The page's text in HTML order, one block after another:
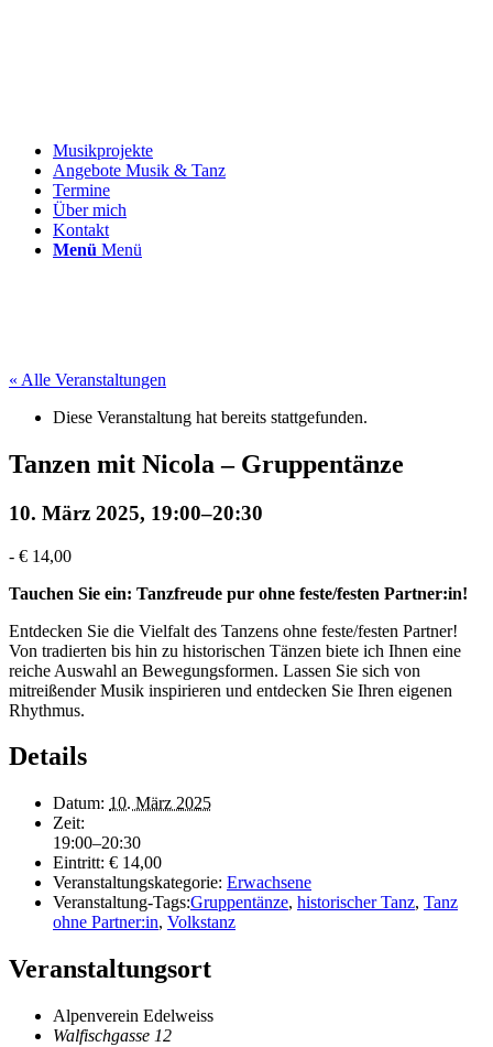
Musikprojekte
Angebote Musik & Tanz
Termine
Über mich
Kontakt
Menü Menü
« Alle Veranstaltungen
Diese Veranstaltung hat bereits stattgefunden.
Tanzen mit Nicola – Gruppentänze
10. März 2025, 19:00–20:30
- € 14,00
Tauchen Sie ein: Tanzfreude pur ohne feste/festen Partner:in!
Entdecken Sie die Vielfalt des Tanzens ohne feste/festen Partner!
Von tradierten bis hin zu historischen Tänzen biete ich Ihnen eine
reiche Auswahl an Bewegungsformen. Lassen Sie sich von
mitreißender Musik inspirieren und entdecken Sie Ihren eigenen
Rhythmus.
Details
Datum: 10. März 2025
Zeit:
19:00–20:30
Eintritt: € 14,00
Veranstaltungskategorie: Erwachsene
Veranstaltung-Tags:Gruppentänze, historischer Tanz, Tanz
ohne Partner:in, Volkstanz
Veranstaltungsort
Alpenverein Edelweiss
Walfischgasse 12